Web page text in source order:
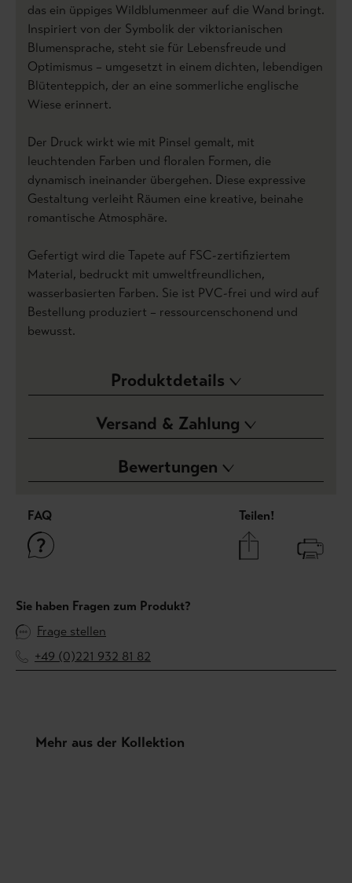
das ein üppiges Wildblumenmeer auf die Wand bringt.
Inspiriert von der Symbolik der viktorianischen
Blumensprache, steht sie für Lebensfreude und
Optimismus – umgesetzt in einem dichten, lebendigen
Blütenteppich, der an eine sommerliche englische
Wiese erinnert.
Der Druck wirkt wie mit Pinsel gemalt, mit
leuchtenden Farben und floralen Formen, die
dynamisch ineinander übergehen. Diese expressive
Gestaltung verleiht Räumen eine kreative, beinahe
romantische Atmosphäre.
Gefertigt wird die Tapete auf FSC-zertifiziertem
Material, bedruckt mit umweltfreundlichen,
wasserbasierten Farben. Sie ist PVC-frei und wird auf
Bestellung produziert – ressourcenschonend und
bewusst.
Produktdetails
Versand & Zahlung
Bewertungen
FAQ Teilen!
Sie haben Fragen zum Produkt?
Frage stellen
+49 (0)221 932 81 82
Produktgalerie überspringen
Mehr aus der Kollektion